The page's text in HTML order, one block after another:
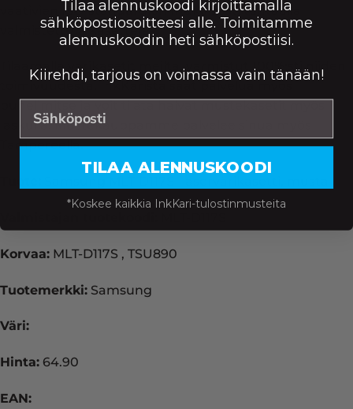
vaativien ISO-standardien mukaisesti tehtaalla
valmistettuja kasetteja.
Tilaamalla värikasetit meiltä, varmistut 100%:sti niiden
toimivuudesta. InkKarista saat palvelua myös
laskulla. Mustekauppamme palvelee sinua myös
Tampereella.
Korvaa: MLT-D117S , TSU890
Tuotemerkki: Samsung
Väri:
Hinta: 64.90
EAN:
Tilaa alennuskoodi kirjoittamalla
sähköpostiosoitteesi alle. Toimitamme
alennuskoodin heti sähköpostiisi.
Kiirehdi, tarjous on voimassa vain tänään!
TILAA ALENNUSKOODI
*Koskee kaikkia InkKari-tulostinmusteita